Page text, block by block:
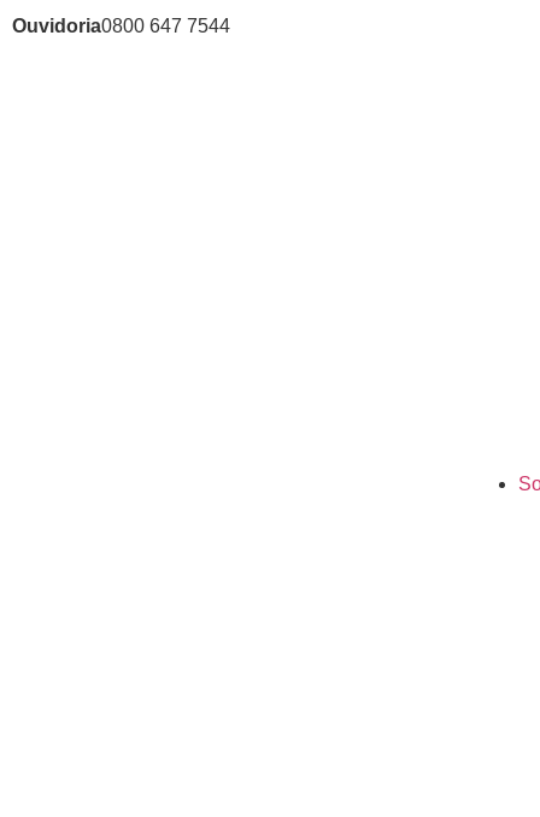
Ouvidoria0800 647 7544